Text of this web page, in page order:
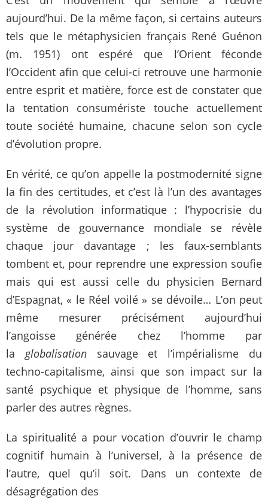
aujourd’hui. De la même façon, si certains auteurs
tels que le métaphysicien français René Guénon
(m. 1951) ont espéré que l’Orient féconde
l’Occident afin que celui-ci retrouve une harmonie
entre esprit et matière, force est de constater que
la tentation consumériste touche actuellement
toute société humaine, chacune selon son cycle
d’évolution propre.
En vérité, ce qu’on appelle la postmodernité signe
la fin des certitudes, et c’est là l’un des avantages
de la révolution informatique : l’hypocrisie du
système de gouvernance mondiale se révèle
chaque jour davantage ; les faux-semblants
tombent et, pour reprendre une expression soufie
mais qui est aussi celle du physicien Bernard
d’Espagnat, « le Réel voilé » se dévoile… L’on peut
même mesurer précisément aujourd’hui
l’angoisse générée chez l’homme par
laglobalisationsauvage et l’impérialisme du
techno-capitalisme, ainsi que son impact sur la
santé psychique et physique de l’homme, sans
parler des autres règnes.
La spiritualité a pour vocation d’ouvrir le champ
cognitif humain à l’universel, à la présence de
l’autre, quel qu’il soit. Dans un contexte de
désagrégation des